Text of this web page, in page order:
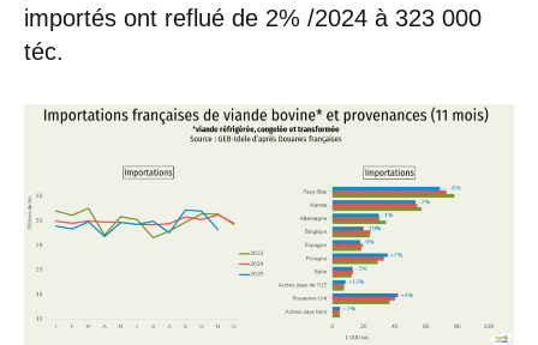
importés ont reflué de 2% /2024 à 323 000
téc.